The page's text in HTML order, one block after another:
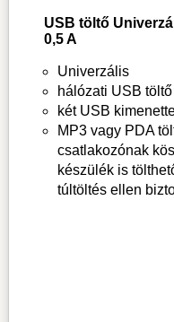
USB töltő
0,5 A
Univerzális
hálózati USB töltő
két USB
MP3 vagy PDA
csatlakozónak
készülék is
túltöltés ellen